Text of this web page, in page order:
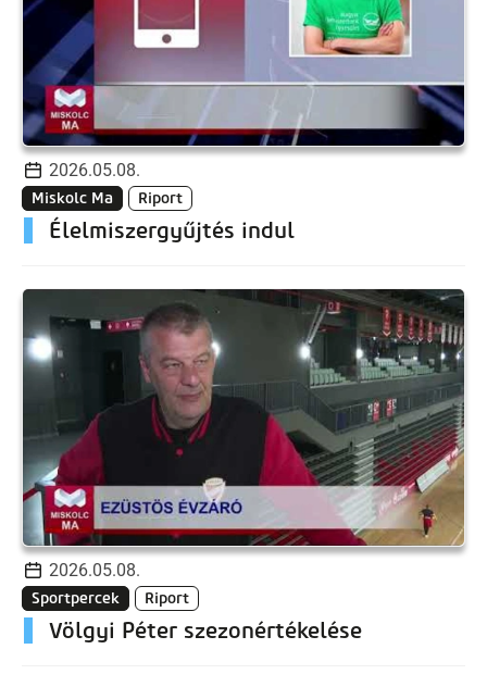
2026.05.08.
Miskolc Ma Riport
Élelmiszergyűjtés indul
2026.05.08.
Sportpercek Riport
Völgyi Péter szezonértékelése